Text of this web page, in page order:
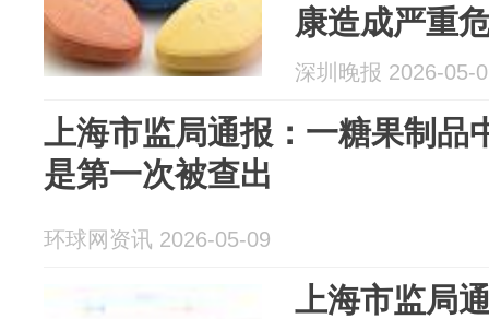
康造成严重
深圳晚报 2026-05-
上海市监局通报：一糖果制品
是第一次被查出
环球网资讯 2026-05-09
上海市监局